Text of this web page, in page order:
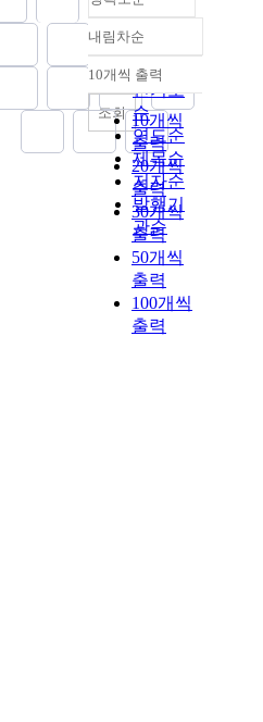
정확도
순
인기도
순
연도순
제목순
저자순
발행기
관순
내림차순
내림차순
10개씩 출력
10개씩
출력
20개씩
출력
30개씩
출력
50개씩
출력
100개씩
출력
조회